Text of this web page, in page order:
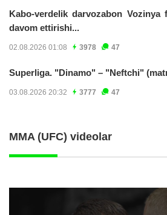
Kabo-verdelik darvozabon Vozinya
davom ettirishi...
02.08.2026 01:08 3978 47
Superliga. "Dinamo" – "Neftchi"
03.08.2026 20:32 3777 47
MMA (UFC) videolar